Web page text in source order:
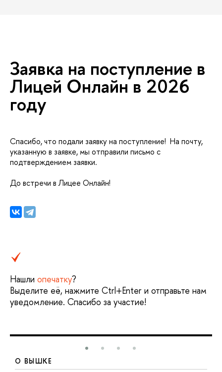
Заявка на поступление
Лицей Онлайн в 2026
оду
Спасибо, что подали заявку на поступление! На почту,
указанную в заявке, мы отправили письмо с
подтверждением заявки.
До встречи в Лицее Онлайн!
Нашли опечатку?
ыделите её, нажмите Ctrl+Enter и отправьте нам
уведомление. Спасибо за участие!
О ВЫШКЕ